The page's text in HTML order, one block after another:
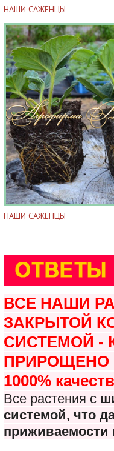
НАШИ САЖЕНЦЫ
НАШИ САЖЕНЦЫ
ВСЕ НАШИ
ЗАКРЫТОЙ
СИСТЕМОЙ -
ПРИРОЩЕНО
1000%
Все растения с
системой, что
приживаемости